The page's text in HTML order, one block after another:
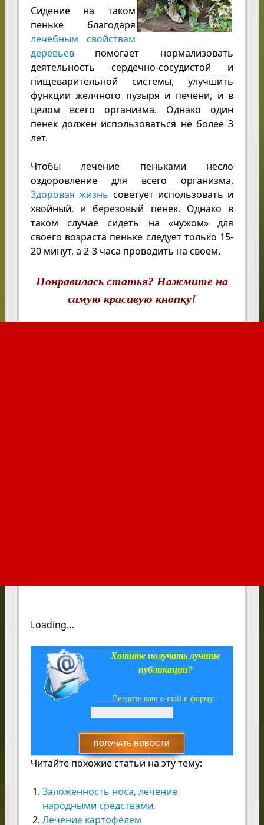
Сидение на таком
пеньке благодаря
лечебным свойствам
деревьевпомогает нормализовать
деятельность сердечно-сосудистой и
пищеварительной системы, улучшить
функции желчного пузыря и печени, и в
целом всего организма. Однако один
пенек должен использоваться не более 3
лет.
Чтобы лечение пеньками несло
оздоровление для всего организма,
Здоровая жизнь советует использовать и
хвойный, и березовый пенек. Однако в
таком случае сидеть на «чужом» для
своего возраста пеньке следует только 15-
20 минут, а 2-3 часа проводить на своем.
Понравилась статья? Нажмите на
самую красивую кнопку!
Loading…
Хотите получать лучшие
публикации?
Введите ваш e-mail в форму:
Читайте похожие статьи на эту тему:
Заложенность носа, лечение
народными средствами.
Лечение картофелем